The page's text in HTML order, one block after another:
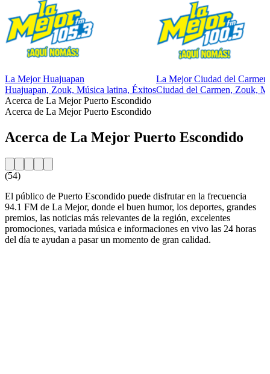
La Mejor Huajuapan
Huajuapan, Zouk, Música latina, Éxitos
La Mejor Ciudad del Carmen
Ciudad del Carmen, Zouk,
Acerca de La Mejor Puerto Escondido
Acerca de La Mejor Puerto Escondido
Acerca de La Mejor Puerto Escondido
(54)
El público de Puerto Escondido puede disfrutar en la frecuencia
94.1 FM de La Mejor, donde el buen humor, los deportes, grandes
premios, las noticias más relevantes de la región, excelentes
promociones, variada música e informaciones en vivo las 24 horas
del día te ayudan a pasar un momento de gran calidad.